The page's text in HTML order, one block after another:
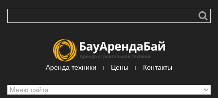
Аренда техники Цены Контакты